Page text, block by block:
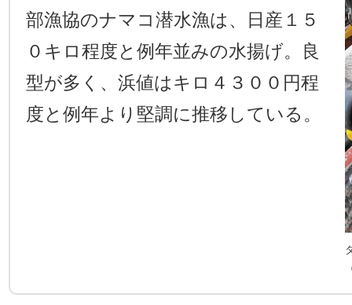
部漁協のナマコ潜水漁は、日産１５
０キロ程度と例年並みの水揚げ。良
型が多く、浜値はキロ４３００円程
度と例年より堅調に推移している。